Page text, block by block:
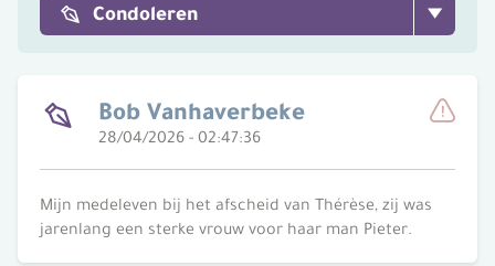
Condoleren
Bob Vanhaverbeke
28/04/2026 - 02:47:36
Mijn medeleven bij het afscheid van Thérèse, zij was
jarenlang een sterke vrouw voor haar man Pieter.